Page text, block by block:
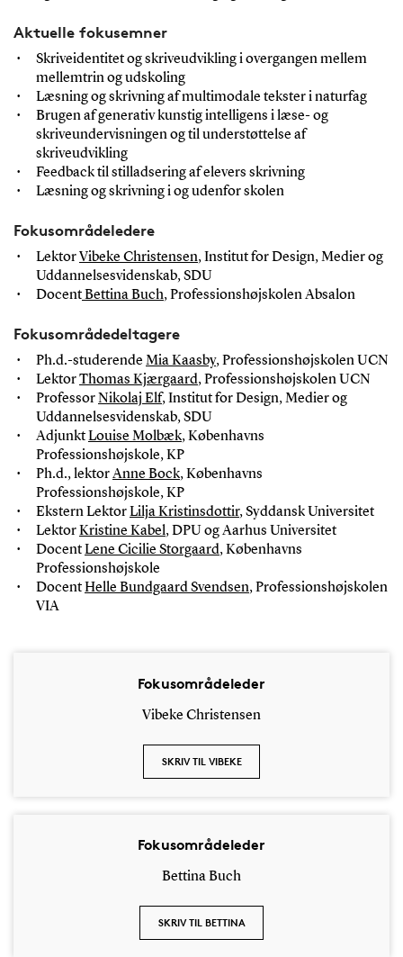
Aktuelle fokusemner
Skriveidentitet og skriveudvikling i overgangen mellem
mellemtrin og udskoling
Læsning og skrivning af multimodale tekster i naturfag
Brugen af generativ kunstig intelligens i læse- og
skriveundervisningen og til understøttelse af
skriveudvikling
Feedback til stilladsering af elevers skrivning
Læsning og skrivning i og udenfor skolen
Fokusområdeledere
Lektor Vibeke Christensen, Institut for Design, Medier og
Uddannelsesvidenskab, SDU
DocentBettina Buch, Professionshøjskolen Absalon
Fokusområdedeltagere
Ph.d.-studerende Mia Kaasby, Professionshøjskolen UCN
LektorThomas Kjærgaard, Professionshøjskolen UCN
ProfessorNikolaj Elf, Institut for Design, Medier og
Uddannelsesvidenskab, SDU
AdjunktLouise Molbæk, Københavns
Professionshøjskole, KP
Ph.d., lektorAnne Bock, Københavns
Professionshøjskole, KP
Ekstern LektorLilja Kristinsdottir, Syddansk Universitet
LektorKristine Kabel, DPU og Aarhus Universitet
DocentLene Cicilie Storgaard, Københavns
Professionshøjskole
DocentHelle Bundgaard Svendsen, Professionshøjskolen
VIA
Fokusområdeleder
Vibeke Christensen
SKRIV TIL VIBEKE
Fokusområdeleder
Bettina Buch
SKRIV TIL BETTINA